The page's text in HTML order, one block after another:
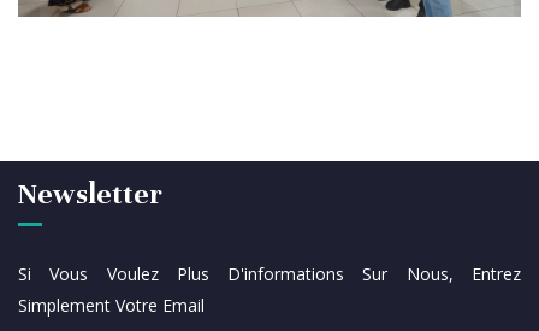
Newsletter
Si Vous Voulez Plus D'informations Sur Nous, Entrez
Simplement Votre Email